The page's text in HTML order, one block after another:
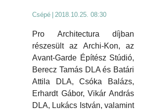
Csépé | 2018.10.25. 08:30
Pro Architectura díjban
részesült az Archi-Kon, az
Avant-Garde Építész Stúdió,
Berecz Tamás DLA és Batári
Attila DLA, Csóka Balázs,
Erhardt Gábor, Vikár András
DLA, Lukács István, valamint